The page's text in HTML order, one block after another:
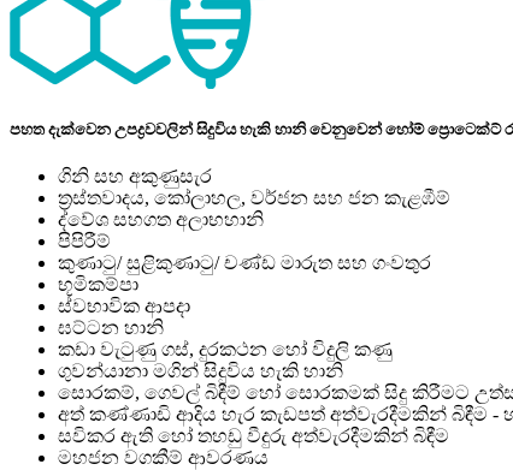
පහත දැක්වෙන උපද්‍රවවලින් සිදුවිය හැකි හානි වෙනුවෙන් හෝම් ප්‍රොටෙක්ට්
ගිනි සහ අකුණුසැර
ත්‍රස්තවාදය, කෝලාහල, වර්ජන සහ ජන කැළඹීම්
ද්වේශ සහගත අලාභහානි
පිපිරීම්
කුණාටු/ සුළිකුණාටු/ චණ්ඩ මාරුත සහ ගංවතුර
භූමිකම්පා
ස්වභාවික ආපදා
ඝට්ටන හානි
කඩා වැටුණු ගස්, දුරකථන හෝ විදුලි කණු
ගුවන්යානා මගින් සිදුවිය හැකි හානි
සොරකම්, ගෙවල් බිඳීම් හෝ සොරකමක් සිදු කිරීමට
අත් කණ්ණාඩි ආදිය හැර කැඩපත් අත්වැරදීමකින්
සවිකර ඇති හෝ තහඩු වීදුරු අත්වැරදීමකින් බිඳීම
මහජන වගකීම් ආවරණය